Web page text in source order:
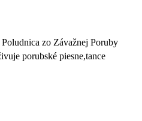
zo Závažnej Poruby
porubské piesne,tance